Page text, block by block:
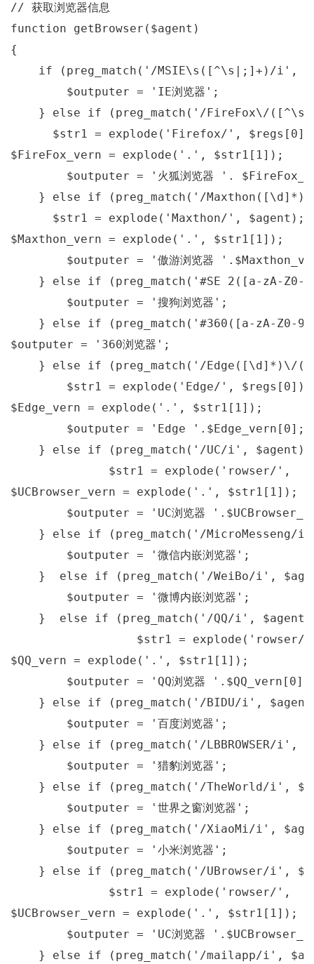
// 获取浏览器信息
function
getBrowser ($agent)
{
if (preg_match( '/MSIE\s([^\s|;]+)/i' ,
        $outputer =
'IE浏览器' ;
    }
else if (preg_match( '/FireFox\/
      $str1 = explode(
'Firefox/' , $regs[ 0
$FireFox_vern = explode( '.' , $str1[ 1]);
        $outputer =
'火狐浏览器 ' .
    }
else if (preg_match( '/
      $str1 = explode(
'Maxthon/' , $agent);
$Maxthon_vern = explode( '.' , $str1[ 1]);
        $outputer =
'傲游浏览器 '
    }
else if (preg_match( '#SE 2([a-zA-
        $outputer =
'搜狗浏览器' ;
    }
else if (preg_match( '#360([a-zA-Z0-
$outputer =
'360浏览器' ;
    }
else if (preg_match( '/Edge([\d]*)\/
        $str1 = explode(
'Edge/' , $regs[ 0]);
$Edge_vern = explode( '.' , $str1[ 1]);
        $outputer =
'Edge ' .$Edge_vern[ 0];
    }
else if (preg_match( '/UC/i' ,
              $str1 = explode(
'rowser/' ,
$UCBrowser_vern = explode( '.' , $str1[ 1]);
        $outputer =
'UC浏览器 '
    }
else if (preg_match( '/MicroMesseng/i'
        $outputer =
'微信内嵌浏览器' ;
    }
else if (preg_match( '/WeiBo/i' ,
        $outputer =
'微博内嵌浏览器' ;
    }
else if (preg_match( '/QQ/i' ,
                  $str1 = explode(
'rowser/'
$QQ_vern = explode( '.' , $str1[ 1]);
        $outputer =
'QQ浏览器 ' .$QQ_vern[ 0];
    }
else if (preg_match( '/BIDU/i' ,
        $outputer =
'百度浏览器' ;
    }
else if (preg_match( '/LBBROWSER/i' ,
        $outputer =
'猎豹浏览器' ;
    }
else if (preg_match( '/TheWorld/i' ,
        $outputer =
'世界之窗浏览器' ;
    }
else if (preg_match( '/XiaoMi/i' ,
        $outputer =
'小米浏览器' ;
    }
else if (preg_match( '/UBrowser/i' ,
              $str1 = explode(
'rowser/' ,
$UCBrowser_vern = explode( '.' , $str1[ 1]);
        $outputer =
'UC浏览器 '
    }
else if (preg_match( '/mailapp/i' ,